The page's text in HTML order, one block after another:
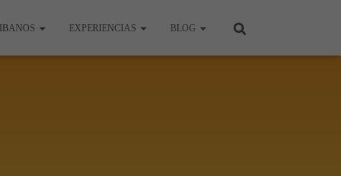
EXPERIENCIAS BLOG